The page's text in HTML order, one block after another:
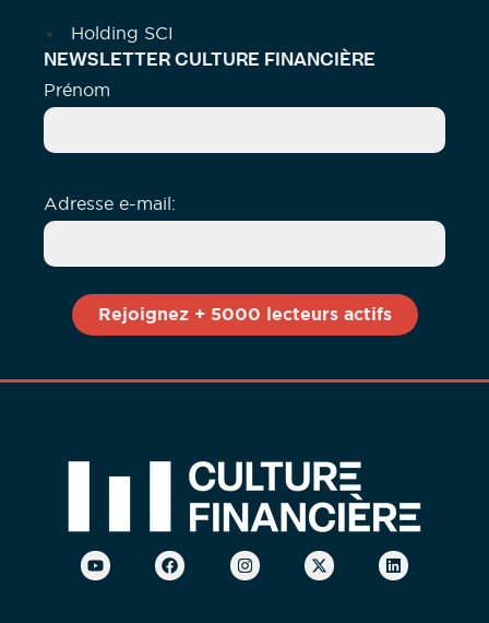
Holding SCI
NEWSLETTER CULTURE FINANCIÈRE
Prénom
Adresse e-mail: